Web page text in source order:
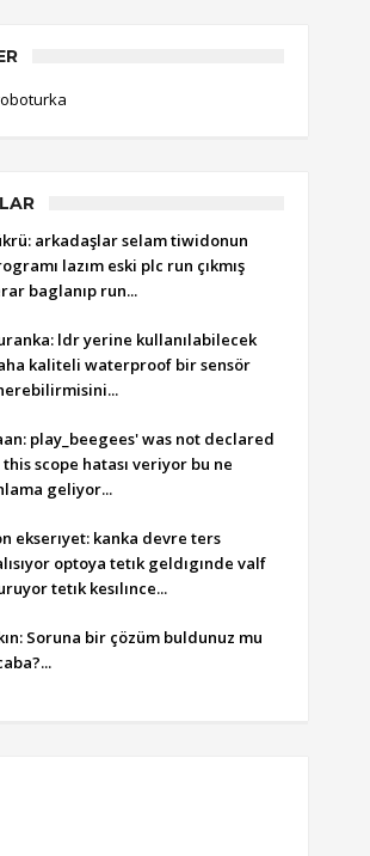
arkadaşlar selam tiwidonun
lazım eski plc run çıkmış
baglanıp run...
ldr yerine kullanılabilecek
kaliteli waterproof bir sensör
play_beegees' was not declared
this scope hatası veriyor bu ne
geliyor...
ekserıyet: kanka devre ters
optoya tetık geldıgınde valf
tetık kesılınce...
Soruna bir çözüm buldunuz mu